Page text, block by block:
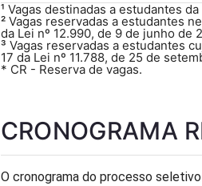
¹ Vagas destinadas a estudantes
²Vagas reservadas a estudantes
da Lei nº 12.990, de 9 de junho de
³ Vagas reservadas a estudantes
17 da Lei nº 11.788, de 25 de
* CR - Reserva de vagas.
CRONOGRAMA
O cronograma do processo